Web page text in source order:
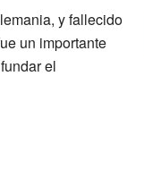
y fallecido
un importante
el